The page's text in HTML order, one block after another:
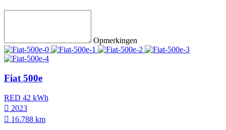
Opmerkingen
Fiat 500e
RED 42 kWh
2023
16.788 km